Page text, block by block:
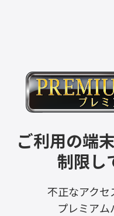
ご利用の端
制限し
不正なアクセ
プレミアム